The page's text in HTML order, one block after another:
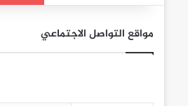
مواقع التواصل الاجتماعي